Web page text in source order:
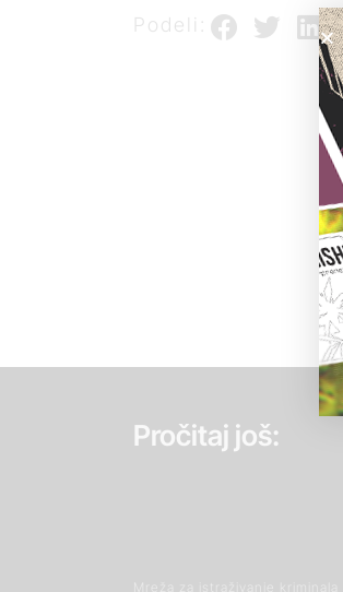
Podeli:
Pročitaj još:
Mreža za istraživanje kriminala